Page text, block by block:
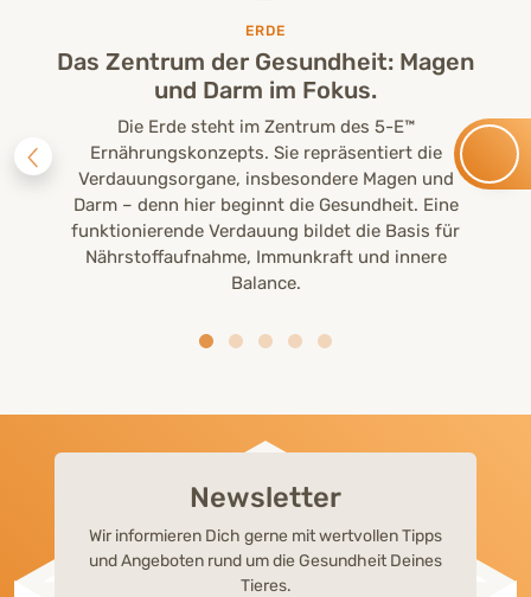
ERDE
Das Zentrum der Gesundheit: Magen
und Darm im Fokus.
Die Erde steht im Zentrum des 5-E™
Ernährungskonzepts. Sie repräsentiert die
Verdauungsorgane, insbesondere Magen und
Darm – denn hier beginnt die Gesundheit. Eine
funktionierende Verdauung bildet die Basis für
Nährstoffaufnahme, Immunkraft und innere
Balance.
Newsletter
Wir informieren Dich gerne mit wertvollen Tipps
und Angeboten rund um die Gesundheit Deines
Tieres.